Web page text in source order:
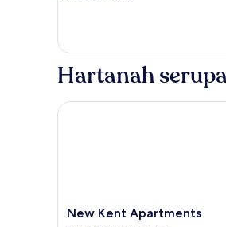
Studio,
Hartanah
New
New Kent Apartments
New Kent Apartments